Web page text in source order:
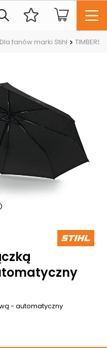
Dla fanów marki Stihl
- automatyczny